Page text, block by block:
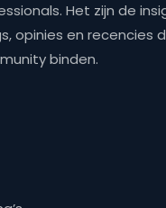
Het zijn de
opinies en recencies
binden.